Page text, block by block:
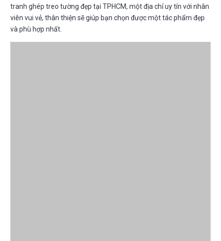
tranh ghép treo tường đẹp tại TPHCM, một địa chỉ uy tín với nhân
viên vui vẻ, thân thiện sẽ giúp bạn chọn được một tác phẩm đẹp
và phù hợp nhất.